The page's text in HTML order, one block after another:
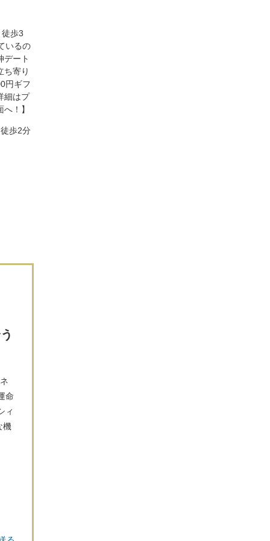
歩3
いるの
デート
ち寄り
円ギフ
細はプ
！】
歩2分
命
ィ
機